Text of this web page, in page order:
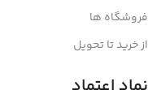
فروشگاه ها
از خرید تا تحویل
نماد اعتماد